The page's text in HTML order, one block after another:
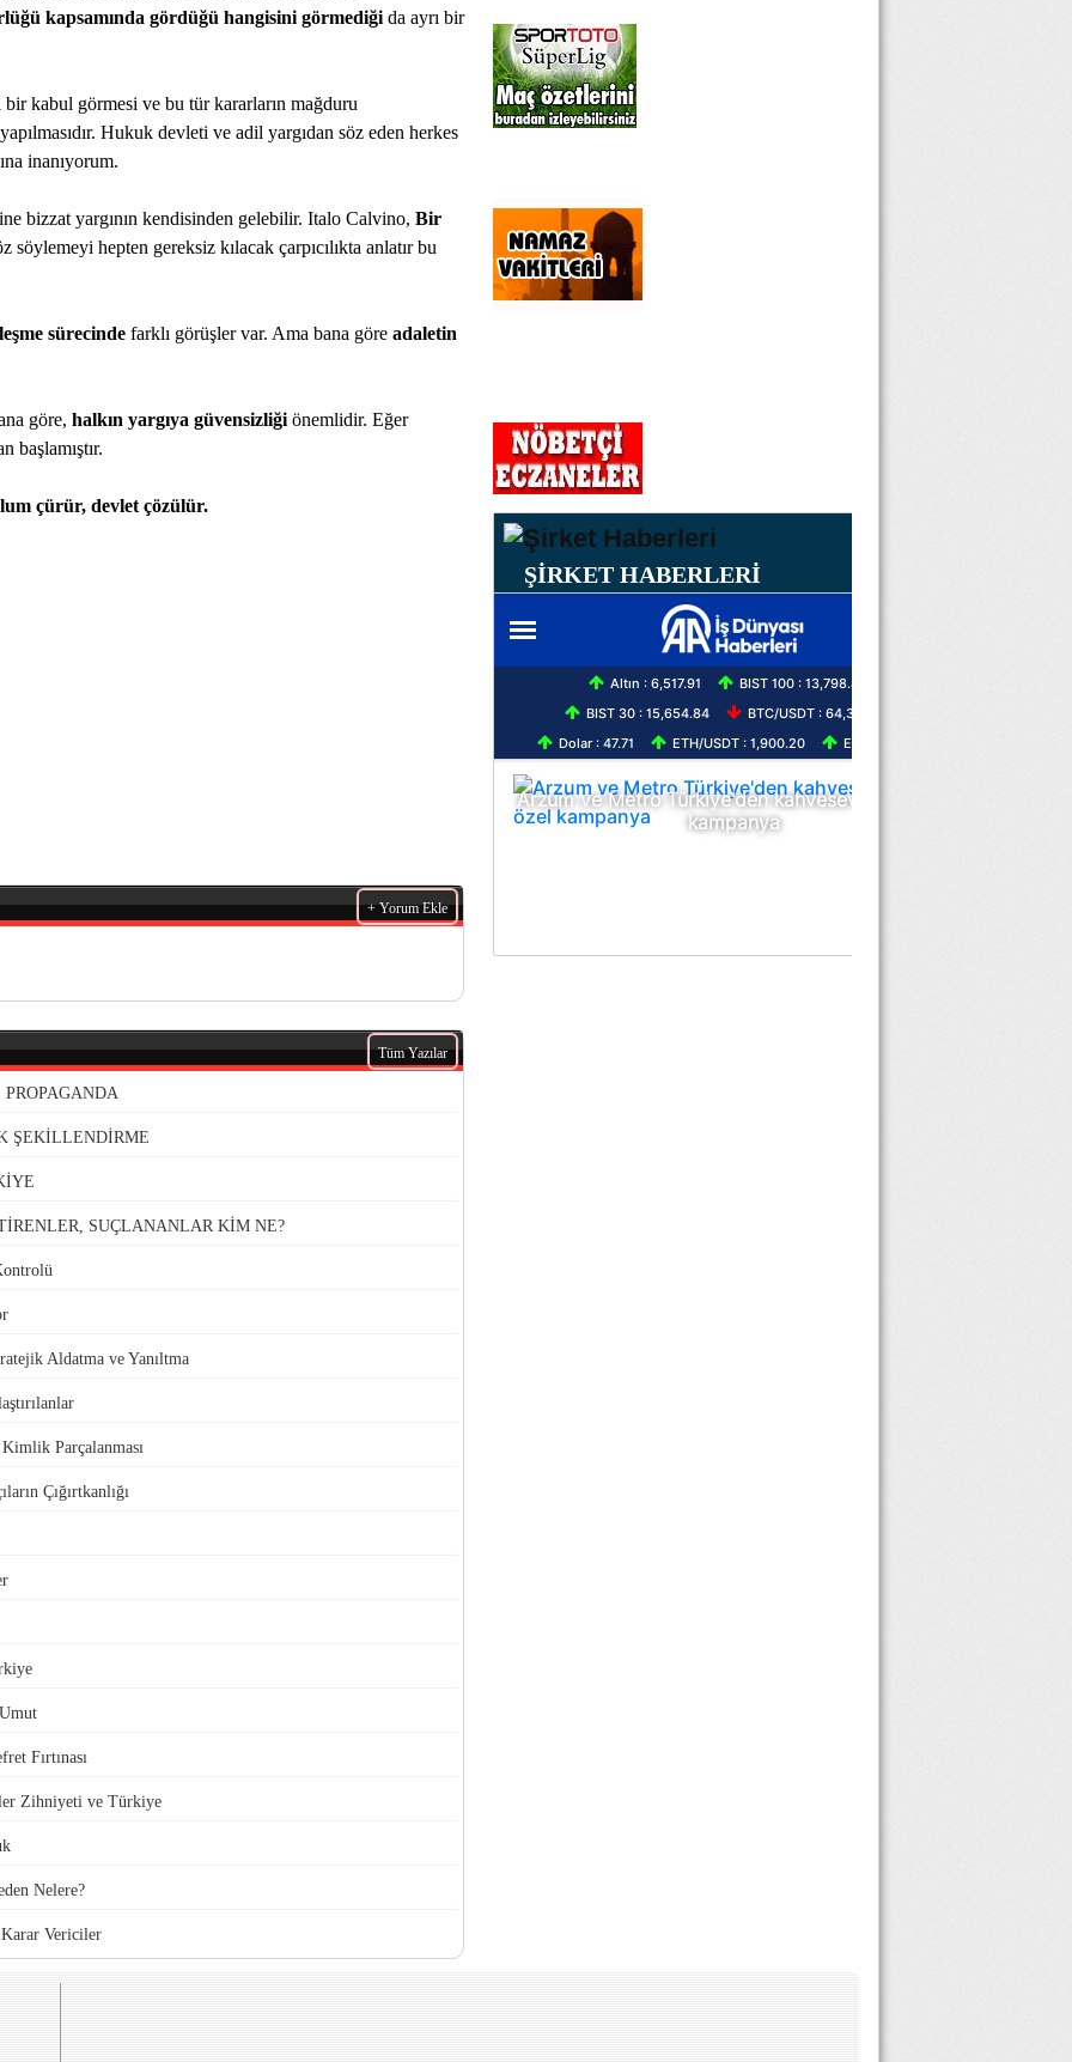
kapsamında gördüğü hangisini görmediği da ayrı bir
bir kabul görmesi ve bu tür kararların mağduru
Hukuk devleti ve adil yargıdan söz eden herkes
inanıyorum.
bizzat yargının kendisinden gelebilir. Italo Calvino, Bir
söylemeyi hepten gereksiz kılacak çarpıcılıkta anlatır bu
sürecinde farklı görüşler var. Ama bana göre adaletin
göre, halkın yargıya güvensizliği önemlidir. Eğer
başlamıştır.
çürür, devlet çözülür.
+ Yorum Ekle
Tüm Yazılar
ŞEKİLLENDİRME
SUÇLANANLAR KİM NE?
Aldatma ve Yanıltma
Parçalanması
Çığırtkanlığı
Fırtınası
Zihniyeti ve Türkiye
Nelere?
Vericiler
ŞİRKET HABERLERİ